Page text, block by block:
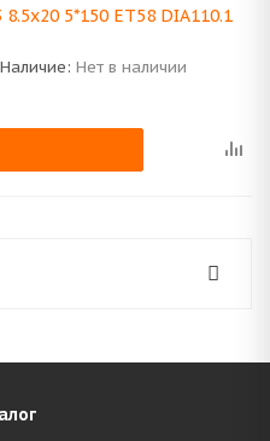
5*150 ET58 DIA110.1
Наличие: Нет в наличии